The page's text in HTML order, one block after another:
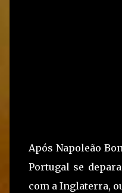
Após Napoleão
Portugal se
com a Inglaterra,